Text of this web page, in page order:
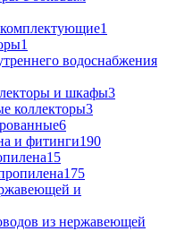
1
1
водоснабжения
и шкафы3
коллекторы3
6
и фитинги190
15
175
и
из нержавеющей